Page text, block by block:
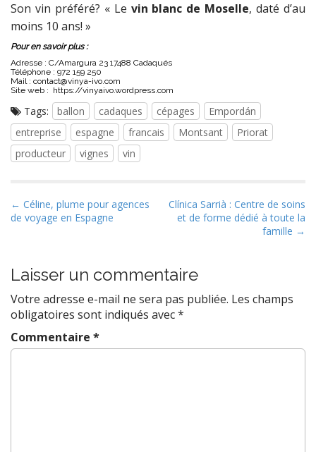
Son vin préféré? « Le vin blanc de Moselle, daté d’au
moins 10 ans! »
Pour en savoir plus :
Adresse : C/Amargura 23 17488 Cadaqués
Téléphone : 972 159 250
Mail : contact@vinya-ivo.com
Site web : https://vinyaivo.wordpress.com
Tags: ballon cadaques cépages
Empordán
entreprise
espagne francais Montsant
Priorat
producteur
vignes vin
P
o
n
a
v
i
g
← Céline, plume pour agences
de voyage en Espagne
Clínica Sarrià : Centre de soins
et de forme dédié à toute la
famille →
Laisser un commentaire
Votre adresse e-mail ne sera pas publiée. Les champs
obligatoires sont indiqués avec*
Commentaire *